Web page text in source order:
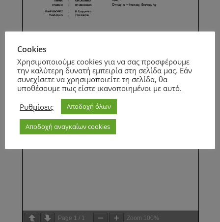
Page 1 / 1 Zoom 100%
Cookies
Χρησιμοποιούμε cookies για να σας προσφέρουμε
την καλύτερη δυνατή εμπειρία στη σελίδα μας. Εάν
συνεχίσετε να χρησιμοποιείτε τη σελίδα, θα
υποθέσουμε πως είστε ικανοποιημένοι με αυτό.
Ρυθμίσεις
Αποδοχή όλων
Αποδοχή αναγκαίων cookies